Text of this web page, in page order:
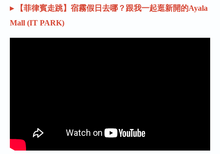
▸ 【菲律賓走跳】宿霧假日去哪？跟我一起逛新開的Ayala
Mall (IT PARK)